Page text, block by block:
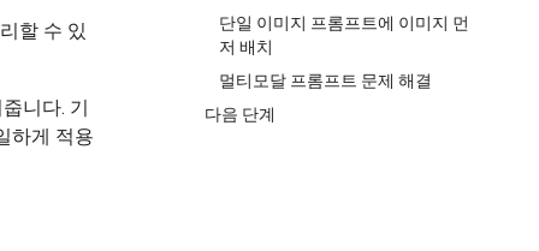
단일 이미지 프롬프트에 이미지 먼
저 배치
멀티모달 프롬프트 문제 해결
다음 단계
할 수 있
니다. 기
하게 적용